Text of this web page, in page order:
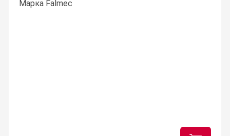
Марка Falmec